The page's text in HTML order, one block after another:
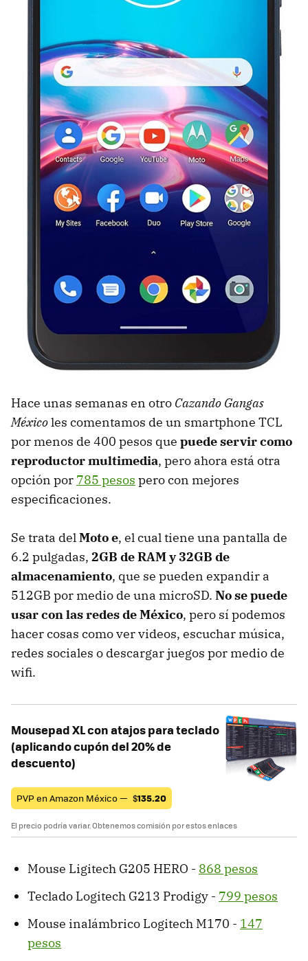
Hace unas semanas en otro Cazando Gangas
Méxicoles comentamos de un smartphone TCL
por menos de 400 pesos que puede servir como
reproductor multimedia, pero ahora está otra
opción por 785 pesos pero con mejores
especificaciones.
Se trata delMoto e, el cual tiene una pantalla de
6.2 pulgadas, 2GB de RAM y 32GB de
almacenamiento, que se pueden expandir a
512GB por medio de una microSD. No se puede
usar con las redes de México, pero sí podemos
hacer cosas como ver videos, escuchar música,
redes sociales o descargar juegos por medio de
wifi.
Mousepad XL con atajos para teclado
(aplicando cupón del 20% de
descuento)
PVP en Amazon México — $135.20
El precio podría variar. Obtenemos comisión por estos enlaces
Mouse Ligitech G205 HERO - 868 pesos
Teclado Logitech G213 Prodigy - 799 pesos
Mouse inalámbrico Logitech M170 - 147
pesos